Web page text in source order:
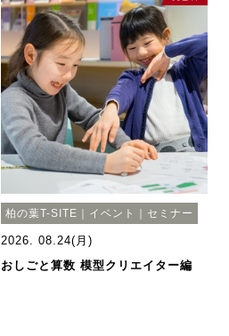
柏の葉T-SITE｜イベント｜セミナー
2026. 08.24(月)
おしごと算数 模型クリエイター編